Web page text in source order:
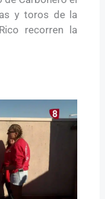
y toros de la
recorren la